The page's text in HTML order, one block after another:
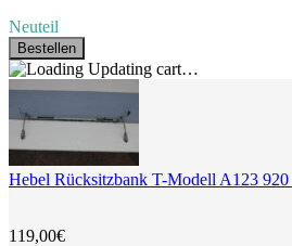
Neuteil
Bestellen
Updating cart…
Hebel Rücksitzbank T-Modell A123 920
119,00€